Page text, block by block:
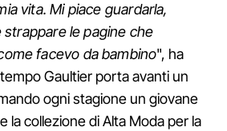
vita. Mi piace guardarla,
le pagine che
facevo da bambino", ha
Gaultier porta avanti un
ogni stagione un giovane
la collezione di Alta Moda per la